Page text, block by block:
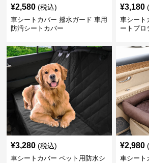
¥2,580 (税込)
車シートカバー 撥水ガード 車用
防汚シートカバー
¥3,180
車シート
ートプロ
¥3,280 (税込)
車シートカバー ペット用防水シ
¥2,980
車シート